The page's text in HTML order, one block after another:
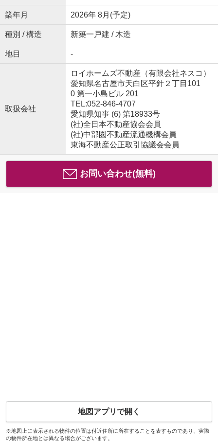
築年月 2026年 8月(予定)
種別 / 構造 新築一戸建 / 木造
地目 -
取扱会社
ロイホームズ不動産（有限会社ネスコ）
愛知県名古屋市天白区平針２丁目101
0 第一小島ビル 201
TEL:052-846-4707
愛知県知事 (6) 第18933号
(社)全日本不動産協会会員
(社)中部圏不動産流通機構会員
東海不動産公正取引協議会会員
お問い合わせ(無料)
地図アプリで開く
※地図上に表示される物件の位置は付近住所に所在することを表すものであり、実際
の物件所在地とは異なる場合がございます。